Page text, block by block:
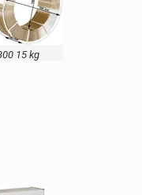
15 kg